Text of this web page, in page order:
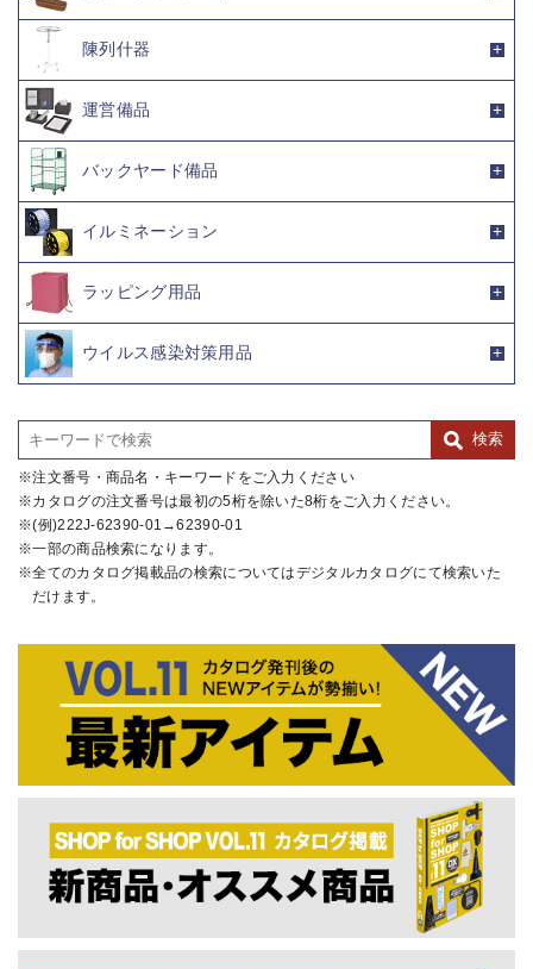
陳列什器
運営備品
バックヤード備品
イルミネーション
ラッピング用品
ウイルス感染対策用品
注文番号・商品名・キーワードをご入力ください
カタログの注文番号は最初の5桁を除いた8桁をご入力ください。
(例)222J-62390-01→62390-01
一部の商品検索になります。
全てのカタログ掲載品の検索についてはデジタルカタログにて検索いた
だけます。